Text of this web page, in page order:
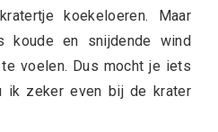
koekeloeren. Maar
en snijdende wind
voelen. Dus mocht je iets
ik zeker even bij de krater